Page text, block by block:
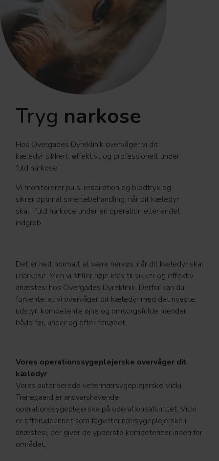
Tryg narkose
Hos Overgades Dyreklinik overvåger vi dit
kæledyr sikkert, effektivt og professionelt under
fuld narkose
Vi monitorerer puls, respiration og blodtryk og
sikrer optimal smertebehandling, når dit kæledyr
skal i fuld narkose under en operation eller andet
indgreb.
Det er helt normalt at være nervøs, når dit kæledyr skal
i narkose. Men vi stiller høje krav til sikker og effektiv
anæstesi hos Overgades Dyreklinik. Derfor kan du
forvente, at vi overvåger dit kæledyr med det nyeste
udstyr, kompetente øjne og omsorgsfulde hænder
både før, under og efter forløbet.
Vores operationssygeplejerske overvåger dit
kæledyr
Vores autoriserede veterinærsygeplejerske Vicki
Tranegaard er ansvarshavende
operationssygeplejerske på operationsafsnittet. Vicki
er efteruddannet som fagveterinærsygeplejerske i
anæstesi, der giver de ypperste kompetencer inden for
området.